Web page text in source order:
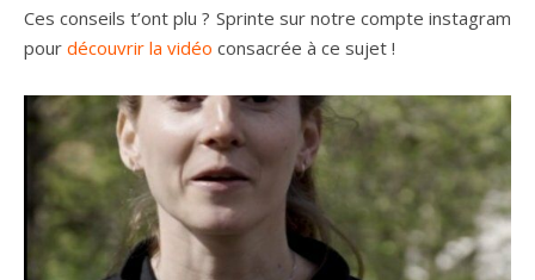
Ces conseils t’ont plu ? Sprinte sur notre compte instagram
pour découvrir la vidéo consacrée à ce sujet !